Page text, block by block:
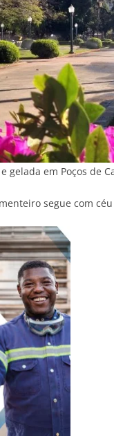
gelada em Poços de
segue com